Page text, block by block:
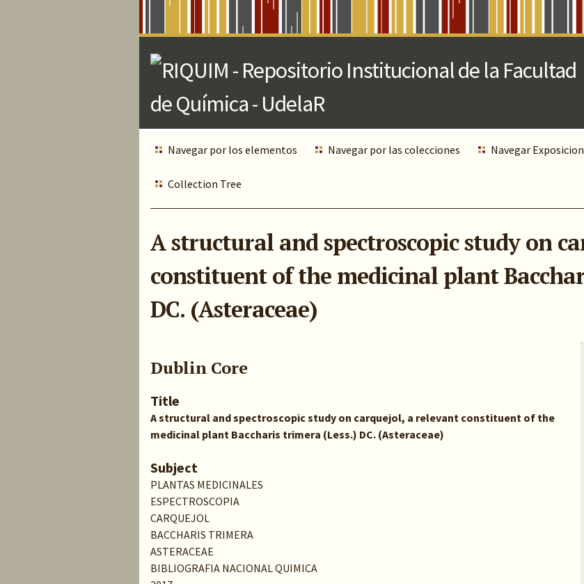
Navegar por los elementos Navegar por las colecciones Navegar
Collection Tree
A structural and spectroscopic study on
constituent of the medicinal plant
DC. (Asteraceae)
Dublin Core
Title
A structural and spectroscopic study on carquejol, a relevant constituent of the
medicinal plant Baccharis trimera (Less.) DC. (Asteraceae)
Subject
PLANTAS MEDICINALES
ESPECTROSCOPIA
CARQUEJOL
BACCHARIS TRIMERA
ASTERACEAE
BIBLIOGRAFIA NACIONAL QUIMICA